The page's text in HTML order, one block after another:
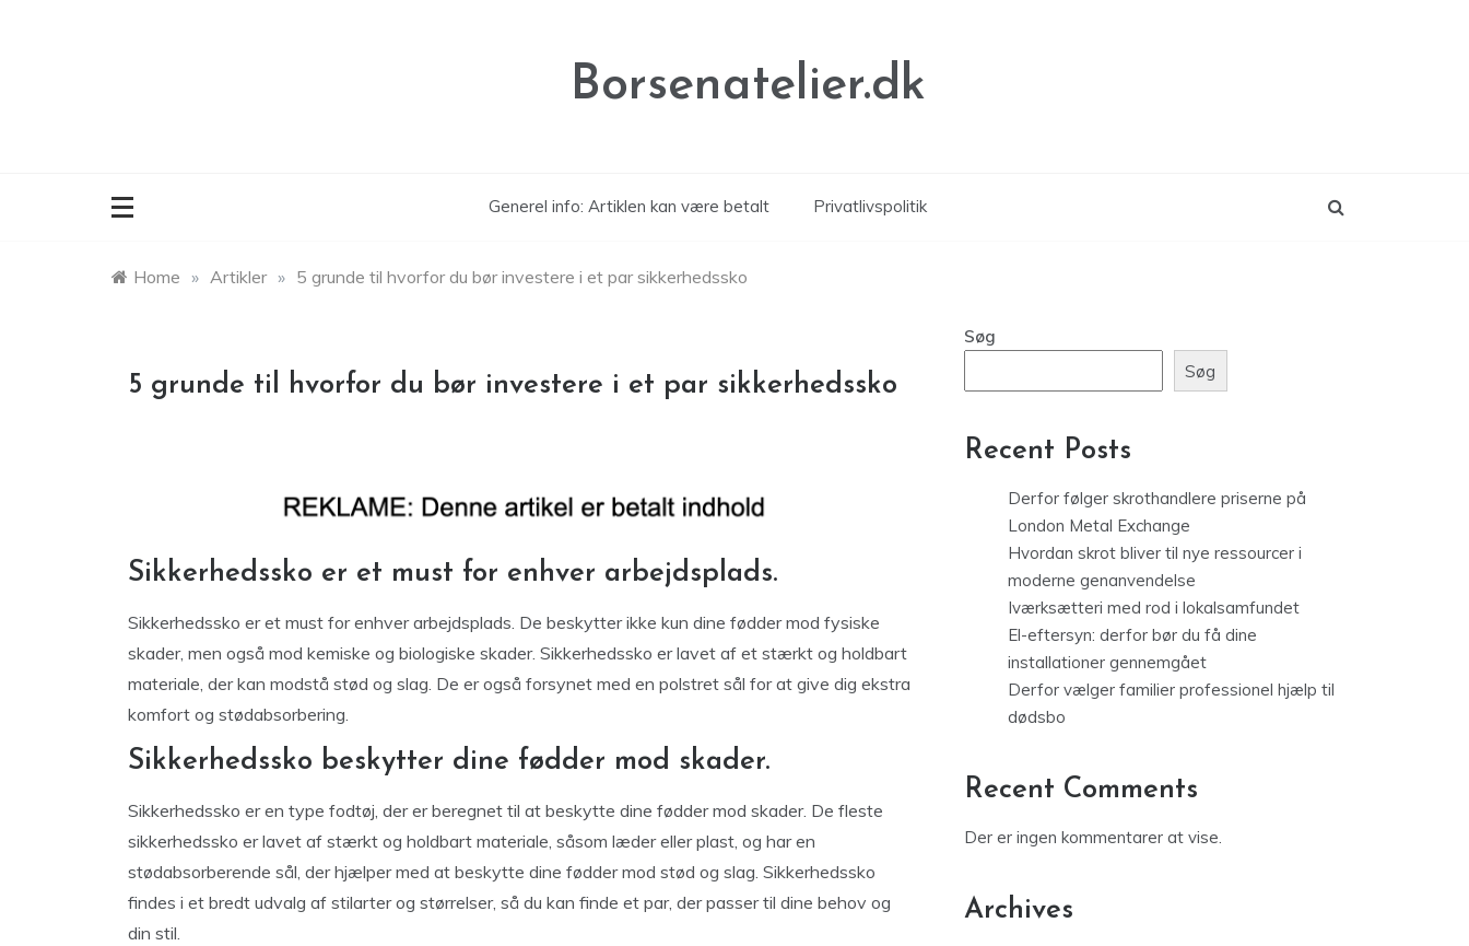
Borsenatelier.dk
Generel info: Artiklen kan være betalt Privatlivspolitik
Home » Artikler » 5 grunde til hvorfor du bør investere i et par sikkerhedssko
5 grunde til hvorfor du bør investere i et par sikkerhedssko
Sikkerhedssko er et must for enhver arbejdsplads.
Sikkerhedssko er et must for enhver arbejdsplads. De beskytter ikke kun dine fødder mod fysiske
skader, men også mod kemiske og biologiske skader. Sikkerhedssko er lavet af et stærkt og holdbart
materiale, der kan modstå stød og slag. De er også forsynet med en polstret sål for at give dig ekstra
komfort og stødabsorbering.
Sikkerhedssko beskytter dine fødder mod skader.
Sikkerhedssko er en type fodtøj, der er beregnet til at beskytte dine fødder mod skader. De fleste
sikkerhedssko er lavet af stærkt og holdbart materiale, såsom læder eller plast, og har en
stødabsorberende sål, der hjælper med at beskytte dine fødder mod stød og slag. Sikkerhedssko
findes i et bredt udvalg af stilarter og størrelser, så du kan finde et par, der passer til dine behov og
din stil.
Søg
Søg
Recent Posts
Derfor følger skrothandlere priserne på
London Metal Exchange
Hvordan skrot bliver til nye ressourcer i
moderne genanvendelse
Iværksætteri med rod i lokalsamfundet
El-eftersyn: derfor bør du få dine
installationer gennemgået
Derfor vælger familier professionel hjælp til
dødsbo
Recent Comments
Der er ingen kommentarer at vise.
Archives